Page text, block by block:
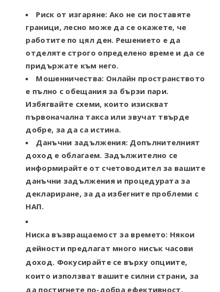
Риск от изгаряне: Ако не си поставяте
граници, лесно може да се окажете, че
работите по цял ден. Решението е да
отделяте строго определено време и да се
придържате към него.
Мошенничества: Онлайн пространството
е пълно с обещания за бързи пари.
Избягвайте схеми, които изискват
първоначална такса или звучат твърде
добре, за да са истина.
Данъчни задължения: Допълнителният
доход е облагаем. Задължително се
информирайте от счетоводител за вашите
данъчни задължения и процедурата за
деклариране, за да избегните проблеми с
НАП.
Ниска възвращаемост за времето: Някои
дейности предлагат много нисък часови
доход. Фокусирайте се върху опциите,
които използват вашите силни страни, за
да постигнете по-добра ефективност.